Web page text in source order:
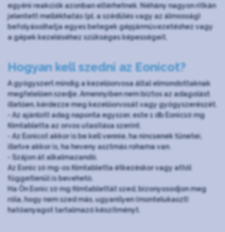
egyéni reakciók azonban eltérhetnek. Néhány nagyon ritkán
jelentett mellékhatás (pl. a szédülés vagy az álmosság)
befolyásolhatja egyes betegek gépjárművezetéshez vagy
a gépek kezeléséhez szükséges képességeit.
Hogyan kell szedni az Eonicot?
A gyógyszert mindig a kezelőorvosa által elmondottaknak
megfelelően szedje. Amennyiben nem biztos az adagolást
illetően, kérdezze meg kezelőorvosát vagy gyógyszerészét.
- Az ajánlott adag naponta egyszer, este 1 db Eonic10 mg
filmtabletta az orvos utasítása szerint.
- Az Eonicot akkor is be kell vennie, ha nincsenek tünetei,
illetve akkor is, ha heveny asztmás rohama van.
- Szájon át alkalmazandó.
Az Eonic 10 mg-os filmtabletta étkezéskor vagy attól
függetlenül is bevehető.
Ha Ön Eonic 10 mg filmtablettát szed, bizonyosodjon meg
róla, hogy nem szed más, ugyanilyen (montelukaszt)
hatóanyagot tartalmazó készítményt.